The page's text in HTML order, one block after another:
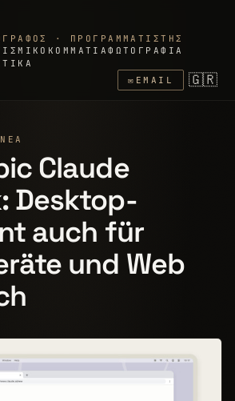
· ΠΡΟΓΡΑΜΜΑΤΙΣΤΉΣ
ΚΟΜΜΆΤΙΑΦΩΤΟΓΡΑΦΊΑ
✉ EMAIL 🇬🇷
Claude
Desktop-
auch für
und Web